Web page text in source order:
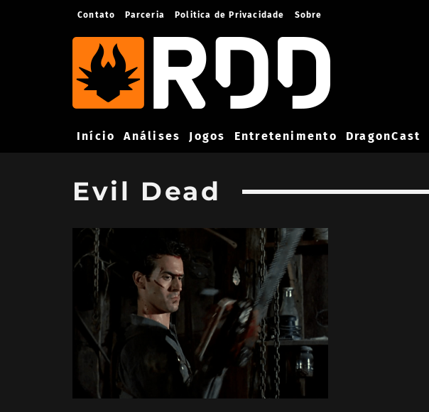
Contato Parceria Politica de Privacidade Sobre
Início Análises Jogos Entretenimento DragonCast
Evil Dead